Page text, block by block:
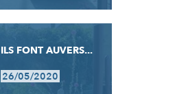
ILS FONT AUVERS...
26/05/2020